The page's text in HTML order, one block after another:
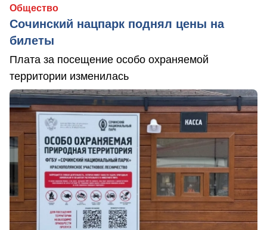
Общество
Сочинский нацпарк поднял цены на
билеты
Плата за посещение особо охраняемой
территории изменилась